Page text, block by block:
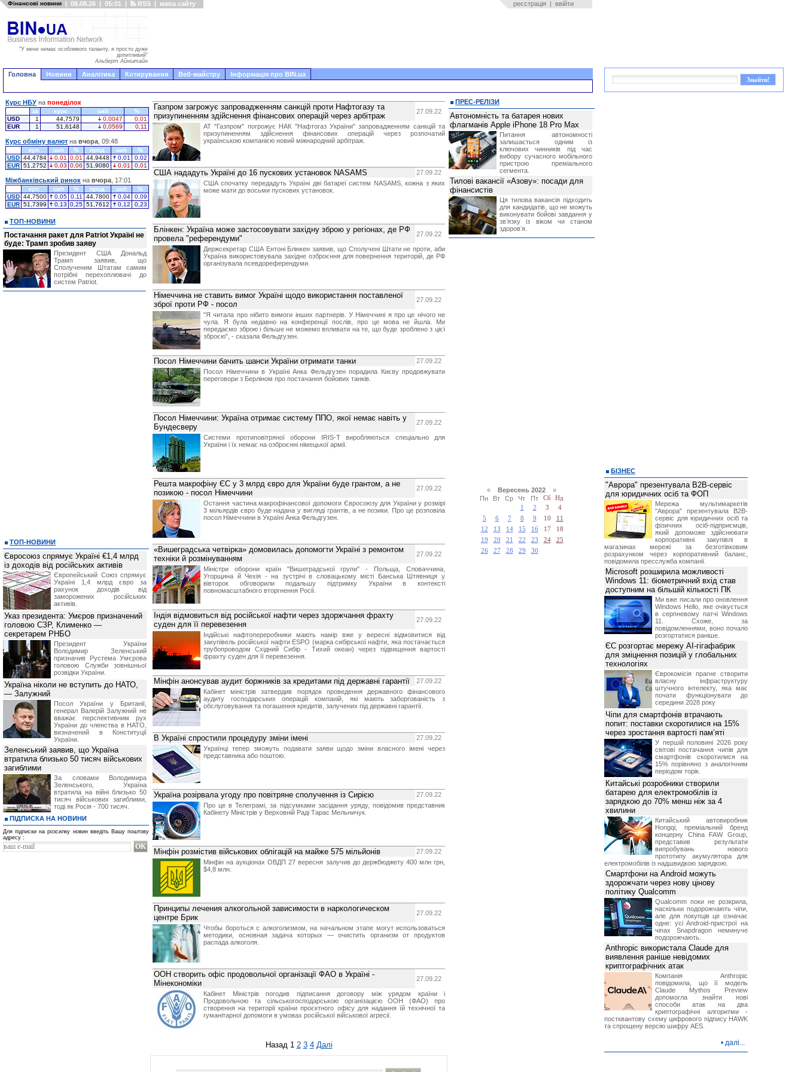
Фінансові новини | 08.08.26 | 05:01 | RSS | мапа сайту реєстрація | ввійти
"У мене немає особливого таланту, я просто дуже
допитливий"
Альберт Айнштайн
Головна Новини Аналітика Котирування Веб-майстру Інформація про BIN.ua
Газпром загрожує запровадженням санкцій проти Нафтогазу та
призупиненням здійснення фінансових операцій через арбітраж
27.09.22
АТ "Газпром" погрожує НАК "Нафтогаз України" запровадженням санкцій та
призупиненням здійснення фінансових операцій через розпочатий
українською компанією новий міжнародний арбітраж.
США нададуть Україні до 16 пускових установок NASAMS
27.09.22
США спочатку передадуть Україні дві батареї систем NASAMS, кожна з яких
може мати до восьми пускових установок.
Блінкен: Україна може застосовувати західну зброю у регіонах, де РФ
провела "референдуми"
27.09.22
Держсекретар США Ентоні Блінкен заявив, що Сполучені Штати не проти, аби
Україна використовувала західне озброєння для повернення територій, де РФ
організувала псевдореферендуми.
Німеччина не ставить вимог Україні щодо використання поставленої
зброї проти РФ - посол
27.09.22
"Я читала про нібито вимоги інших партнерів. У Німеччині я про це нічого не
чула. Я була недавно на конференції послів, про це мова не йшла. Ми
передаємо зброю і більше не можемо впливати на те, що буде зроблено з цієї
зброєю", - сказала Фельдгузен.
Посол Німеччини бачить шанси України отримати танки
27.09.22
Посол Німеччини в Україні Анка Фельдгузен порадила Києву продовжувати
переговори з Берліном про постачання бойових танків.
Посол Німеччини: Україна отримає систему ППО, якої немає навіть у
Бундесверу
27.09.22
Системи протиповітряної оборони IRIS-T виробляються спеціально для
України і їх немає на озброєнні німецької армії.
Решта макрофіну ЄС у 3 млрд євро для України буде грантом, а не
позикою - посол Німеччини
27.09.22
Остання частина макрофінансової допомоги Євросоюзу для України у розмірі
3 мільярдів євро буде надана у вигляді грантів, а не позики. Про це розповіла
посол Німеччини в Україні Анка Фельдгузен.
«Вишеградська четвірка» домовилась допомогти Україні з ремонтом
техніки й розмінуванням
27.09.22
Міністри оборони країн "Вишеградської групи" - Польща, Словаччина,
Угорщина й Чехія - на зустрічі в словацькому місті Банська Штявниця у
вівторок обговорили подальшу підтримку України в контексті
повномасштабного вторгнення Росії.
Індія відмовиться від російської нафти через здоржчання фрахту
суден для її перевезення
27.09.22
Індійські нафтопереробники мають намір вже у вересні відмовитися від
закупівель російської нафти ESPO (марка сибірської нафти, яка постачається
трубопроводом Східний Сибір - Тихий океан) через підвищення вартості
фрахту суден для її перевезення.
Мінфін анонсував аудит боржників за кредитами під державні гарантії
27.09.22
Кабінет міністрів затвердив порядок проведення державного фінансового
аудиту господарських операцій компаній, які мають заборгованість з
обслуговування та погашення кредитів, залучених під державні гарантії.
В Україні спростили процедуру зміни імені
27.09.22
Українці тепер зможуть подавати заяви щодо зміни власного імені через
представника або поштою.
Україна розірвала угоду про повітряне сполучення із Сирією
27.09.22
Про це в Телеграмі, за підсумками засідання уряду, повідомив представник
Кабінету Міністрів у Верховній Раді Тарас Мельничук.
Мінфін розмістив військових облігацій на майже 575 мільйонів
27.09.22
Мінфін на аукціонах ОВДП 27 вересня залучив до держбюджету 400 млн грн,
$4,8 млн.
Принципы лечения алкогольной зависимости в наркологическом
центре Брик
27.09.22
Чтобы бороться с алкоголизмом, на начальном этапе могут использоваться
методики, основная задача которых — очистить организм от продуктов
распада алкоголя.
ООН створить офіс продовольчої організації ФАО в Україні -
Мінекономіки
27.09.22
Кабінет Міністрів погодив підписання договору між урядом країни і
Продовольчою та сільськогосподарською організацією ООН (ФАО) про
створення на території країни проєктного офісу для надання їй технічної та
гуманітарної допомоги в умовах російської військової агресії.
Назад 1 2 3 4 Далі
Курс НБУ на понеділок
за курс uah
%
USD
1 44,7579 0,0047
0,01
EUR
1 51,6148 0,0569 0,11
Курс обміну валют на вчора , 09:48
куп. uah % прод. uah
%
USD 44,4784 0,01 0,01 44,9448 0,01
0,02
EUR 51,2752 0,03 0,06 51,9080 0,01 0,01
Міжбанківський ринок на вчора , 17:01
куп. uah % прод. uah
%
USD 44,7500 0,05 0,11 44,7800 0,04
0,09
EUR 51,7399 0,13 0,25 51,7612 0,12 0,23
ТОП-НОВИНИ
Постачання ракет для Patriot Україні не
буде: Трамп зробив заяву
Президент США Дональд
Трамп заявив, що
Сполученим Штатам самим
потрібні перехоплювачі до
систем Patriot.
ТОП-НОВИНИ
Євросоюз спрямує Україні €1,4 млрд
із доходів від російських активів
Європейський Союз спрямує
Україні 1,4 млрд євро за
рахунок доходів від
заморожених російських
активів.
Указ президента: Умєров призначений
головою СЗР, Клименко —
секретарем РНБО
Президент України
Володимир Зеленський
призначив Pустема Умєрова
головою Служби зовнішньої
розвідки України.
Україна ніколи не вступить до НАТО,
— Залужний
Посол України у Британії,
генерал Валерій Залужний не
вважає перспективним рух
України до членства в НАТО,
визначений в Конституції
України.
Зеленський заявив, що Україна
втратила близько 50 тисяч військових
загиблими
За словами Володимира
Зеленського, Україна
втратила на війні близько 50
тисяч військових загиблими,
тоді як Росія - 700 тисяч.
ПІДПИСКА НА НОВИНИ
Для підписки на розсилку новин введіть Вашу поштову
адресу :
ПРЕС-РЕЛІЗИ
Автономність та батарея нових
флагманів Apple iPhone 18 Pro Max
Питання автономності
залишається одним із
ключових чинників під час
вибору сучасного мобільного
пристрою преміального
сегмента.
Тилові вакансії «Азову»: посади для
фінансистів
Ця тилова вакансія підходить
для кандидатів, що не можуть
виконувати бойові завдання у
звʼязку із віком чи станом
здоровʼя.
« Вересень 2022 »
Пн
Вт Ср Чт Пт Сб
Нд
1
2 3
4
5
6 7 8 9 10
11
12
13 14 15 16 17
18
19
20 21 22 23 24
25
26
27 28 29 30
БІЗНЕС
"Аврора" презентувала B2B-сервіс
для юридичних осіб та ФОП
Мережа мультимаркетів
"Аврора" презентувала B2B-
сервіс для юридичних осіб та
фізичних осіб-підприємців,
який допоможе здійснювати
корпоративні закупівлі в
магазинах мережі за безготівковим
розрахунком через корпоративний баланс,
повідомила пресслужба компанії.
Microsoft розширила можливості
Windows 11: біометричний вхід став
доступним на більшій кількості ПК
Ми вже писали про оновлення
Windows Hello, яке очікується
в серпневому патчі Windows
11. Схоже, за
повідомленнями, воно почало
розгортатися раніше.
ЄС розгортає мережу AI-гігафабрик
для зміцнення позицій у глобальних
технологіях
Єврокомісія прагне створити
власну інфраструктуру
штучного інтелекту, яка має
почати функціонувати до
середини 2028 року
Чіпи для смартфонів втрачають
попит: поставки скоротилися на 15%
через зростання вартості пам’яті
У першій половині 2026 року
світові постачання чипів для
смартфонів скоротилися на
15% порівняно з аналогічним
періодом торік.
Китайські розробники створили
батарею для електромобілів із
зарядкою до 70% менш ніж за 4
хвилини
Китайський автовиробник
Hongqi, преміальний бренд
концерну China FAW Group,
представив результати
випробувань нового
прототипу акумулятора для
електромобілів із надшвидкою зарядкою.
Смартфони на Android можуть
здорожчати через нову цінову
політику Qualcomm
Qualcomm поки не розкрила,
наскільки подорожчають чіпи,
але для покупців це означає
одне: усі Android-пристрої на
чіпах Snapdragon неминуче
подорожчають.
Anthropic використала Claude для
виявлення раніше невідомих
криптографічних атак
Компанія Anthropic
повідомила, що її модель
Claude Mythos Preview
допомогла знайти нові
способи атак на два
криптографічні алгоритми -
постквантову схему цифрового підпису HAWK
та спрощену версію шифру AES.
• далі...